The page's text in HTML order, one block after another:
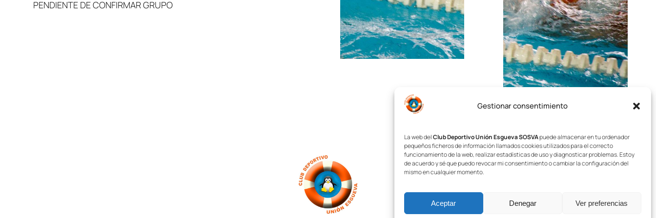
Gestionar consentimiento
La web delClub Deportivo Unión Esgueva SOSVApuede almacenar en tu ordenador
pequeños ficheros de información llamados cookies utilizados para el correcto
funcionamiento de la web, realizar estadísticas de uso y diagnosticar problemas. Estoy
de acuerdo y sé que puedo revocar mi consentimiento o cambiar la configuración del
mismo en cualquier momento.
Aceptar Denegar Ver preferencias
PENDIENTE DE CONFIRMAR GRUPO